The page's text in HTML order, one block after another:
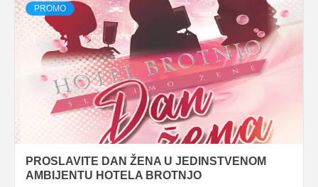
PROMO
PROSLAVITE DAN ŽENA U JEDINSTVENOM
AMBIJENTU HOTELA BROTNJO